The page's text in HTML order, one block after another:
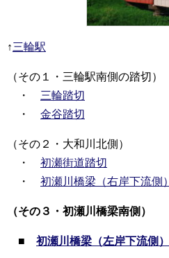
↑三輪駅
（その１・三輪駅南側の踏切）
・ 三輪踏切
・ 金谷踏切
（その２・大和川北側）
・ 初瀬街道踏切
・ 初瀬川橋梁（右岸下流側）
（その３・初瀬川橋梁南側）
■ 初瀬川橋梁（左岸下流側）